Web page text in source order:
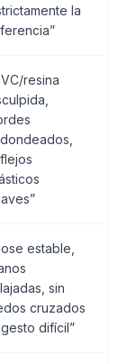
la
resina
estable,
sin
cruzados
difícil”